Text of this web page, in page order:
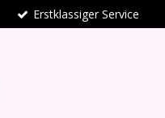
Erstklassiger Service